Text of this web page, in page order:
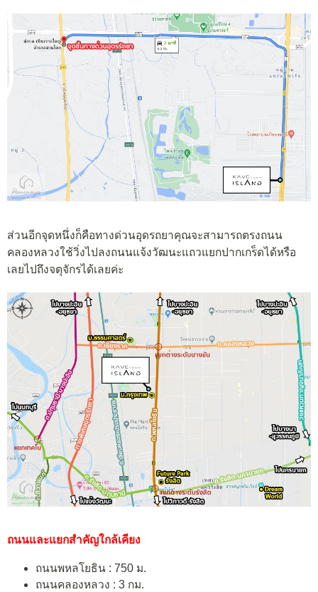
ส่วนอีกจุดหนึ่งก็คือทางด่วนอุดรถยาคุณจะสามารถตรงถนน
คลองหลวงใช้วิ่งไปลงถนนแจ้งวัฒนะแถวแยกปากเกร็ดได้หรือ
เลยไปถึงจตุจักรได้เลยค่ะ
ถนนและแยกสำคัญใกล้เคียง
ถนนพหลโยธิน : 750 ม.
ถนนคลองหลวง : 3 กม.